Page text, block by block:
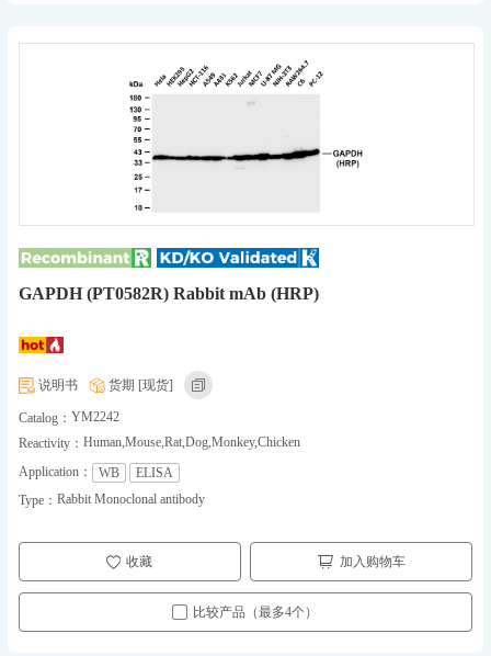
GAPDH (PT0582R) Rabbit mAb (HRP)
说明书 货期 [现货]
Catalog： YM2242
Reactivity： Human,Mouse,Rat,Dog,Monkey,Chicken
Application：
WB
ELISA
Type： Rabbit Monoclonal antibody
收藏 加入购物车
比较产品（最多4个）